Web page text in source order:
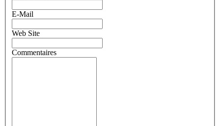
E-Mail
Web Site
Commentaires